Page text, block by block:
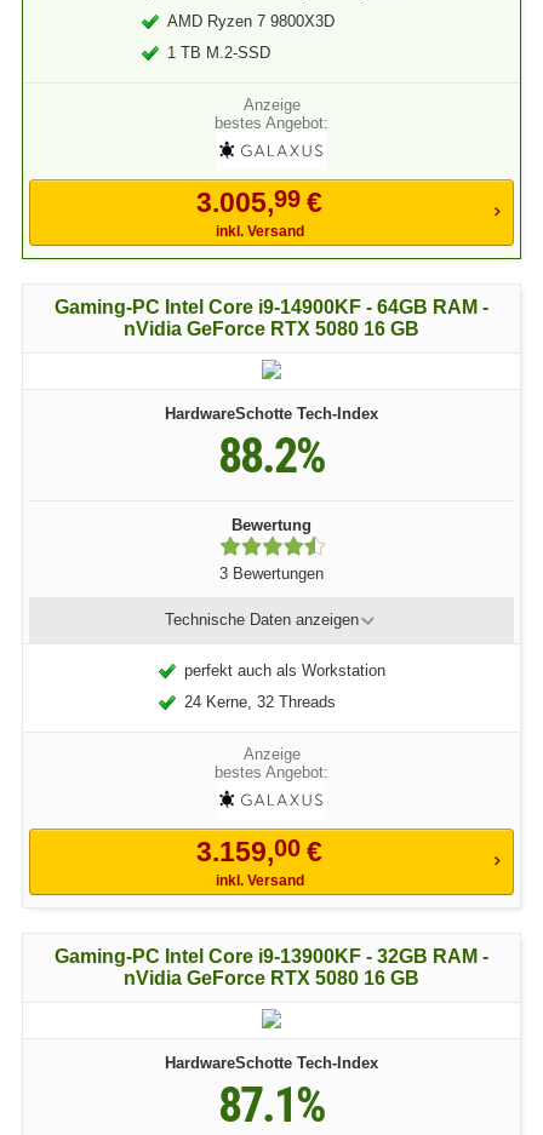
AMD Ryzen 7 9800X3D
1 TB M.2-SSD
bestes Angebot:
3.005,99 €
inkl. Versand
Gaming-PC Intel Core i9-14900KF - 64GB RAM -
nVidia GeForce RTX 5080 16 GB
HardwareSchotte Tech-Index
88.2%
Bewertung
3 Bewertungen
Technische Daten anzeigen
perfekt auch als Workstation
24 Kerne, 32 Threads
bestes Angebot:
3.159,00 €
inkl. Versand
Gaming-PC Intel Core i9-13900KF - 32GB RAM -
nVidia GeForce RTX 5080 16 GB
HardwareSchotte Tech-Index
87.1%